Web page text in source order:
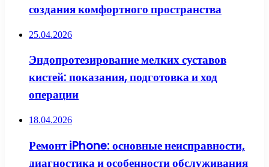
создания комфортного пространства
25.04.2026
Эндопротезирование мелких суставов
кистей: показания, подготовка и ход
операции
18.04.2026
Ремонт iPhone: основные неисправности,
диагностика и особенности обслуживания